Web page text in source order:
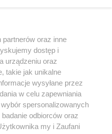
info.pljest:
LIBERTAS
002 Rzeszów
oraz inne
dostęp i
urządzeniu oraz
takie jak unikalne
wysyłane przez
w celu zapewniania
spersonalizowanych
odbiorców oraz
my i Zaufani